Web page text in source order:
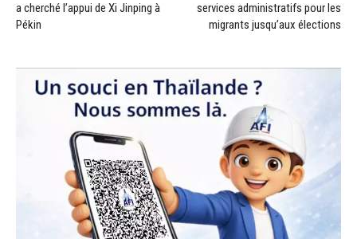
a cherché l’appui de Xi Jinping à
Pékin
services administratifs pour les
migrants jusqu’aux élections